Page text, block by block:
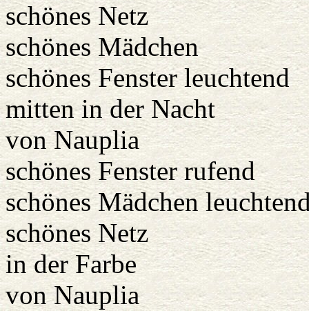
schönes Netz
schönes Mädchen
schönes Fenster leuchtend
mitten in der Nacht
von Nauplia
schönes Fenster rufend
schönes Mädchen
schönes Netz
in der Farbe
von Nauplia